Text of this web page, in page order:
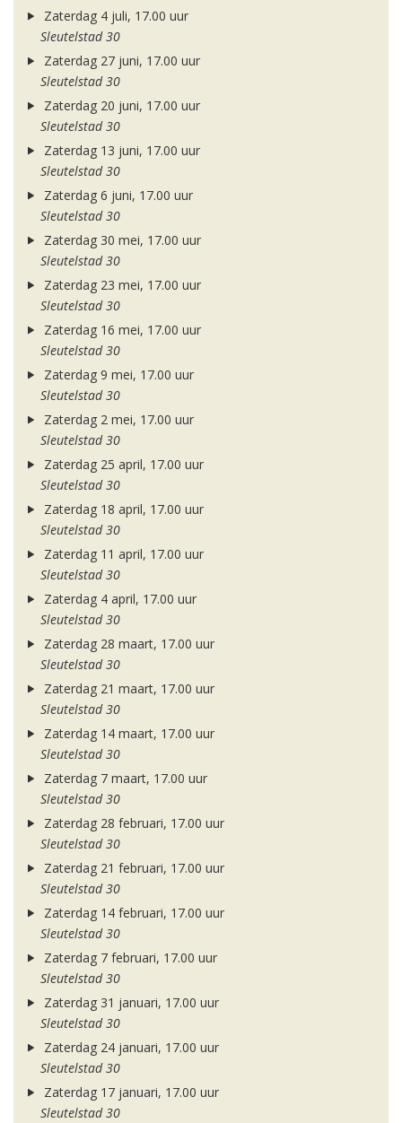
Zaterdag 4 juli, 17.00 uur
Sleutelstad 30
Zaterdag 27 juni, 17.00 uur
Sleutelstad 30
Zaterdag 20 juni, 17.00 uur
Sleutelstad 30
Zaterdag 13 juni, 17.00 uur
Sleutelstad 30
Zaterdag 6 juni, 17.00 uur
Sleutelstad 30
Zaterdag 30 mei, 17.00 uur
Sleutelstad 30
Zaterdag 23 mei, 17.00 uur
Sleutelstad 30
Zaterdag 16 mei, 17.00 uur
Sleutelstad 30
Zaterdag 9 mei, 17.00 uur
Sleutelstad 30
Zaterdag 2 mei, 17.00 uur
Sleutelstad 30
Zaterdag 25 april, 17.00 uur
Sleutelstad 30
Zaterdag 18 april, 17.00 uur
Sleutelstad 30
Zaterdag 11 april, 17.00 uur
Sleutelstad 30
Zaterdag 4 april, 17.00 uur
Sleutelstad 30
Zaterdag 28 maart, 17.00 uur
Sleutelstad 30
Zaterdag 21 maart, 17.00 uur
Sleutelstad 30
Zaterdag 14 maart, 17.00 uur
Sleutelstad 30
Zaterdag 7 maart, 17.00 uur
Sleutelstad 30
Zaterdag 28 februari, 17.00 uur
Sleutelstad 30
Zaterdag 21 februari, 17.00 uur
Sleutelstad 30
Zaterdag 14 februari, 17.00 uur
Sleutelstad 30
Zaterdag 7 februari, 17.00 uur
Sleutelstad 30
Zaterdag 31 januari, 17.00 uur
Sleutelstad 30
Zaterdag 24 januari, 17.00 uur
Sleutelstad 30
Zaterdag 17 januari, 17.00 uur
Sleutelstad 30